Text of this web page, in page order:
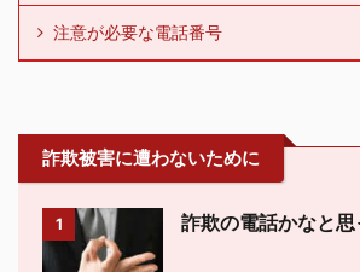
注意が必要な電話番号
詐欺被害に遭わないために
1 詐欺の電話かなと